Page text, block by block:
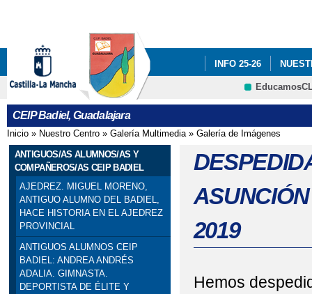
INFO 25-26
INFÓRMATE
ENGLISH PROJECT:
PREMIOS:
PROGRAMA # TÚ
CEIP Badiel, Guadalajara
Se encuentra usted aquí
Inicio » Nuestro Centro » Galería Multimedia» Galería de Imágenes
ANTIGUOS/AS ALUMNOS/AS Y
COMPAÑEROS/AS CEIP BADIEL
AJEDREZ. MIGUEL MORENO,
ANTIGUO ALUMNO DEL BADIEL,
HACE HISTORIA EN EL AJEDREZ
PROVINCIAL
ANTIGUOS ALUMNOS CEIP
BADIEL: ANDREA ANDRÉS
ADALIA. GIMNASTA.
DEPORTISTA DE ÉLITE Y
2019
Hemos